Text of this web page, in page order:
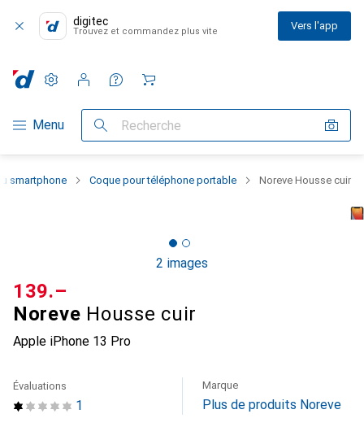
digitec
Trouvez et commandez plus vite Vers l'app
Navigation par catégorie
Menu Recherche
Paramètres
Compte client
Listes de comparaison
Listes d'envies
Panier
smartphone Coque pour téléphone portable Noreve Housse cuir
2 images
Noreve Housse cuir
Apple iPhone 13 Pro
CHF
139.–
1
Évaluations Marque
Plus de produits Noreve